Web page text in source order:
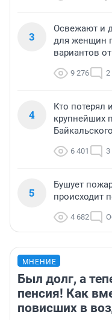
3
Освежают и
для женщин
вариантов
9 276 2
4
Кто потерял
крупнейших
6 401 3
5
Бушует
происходит
4 682
МНЕНИЕ
Был долг, а
пенсия! Как
повисших в